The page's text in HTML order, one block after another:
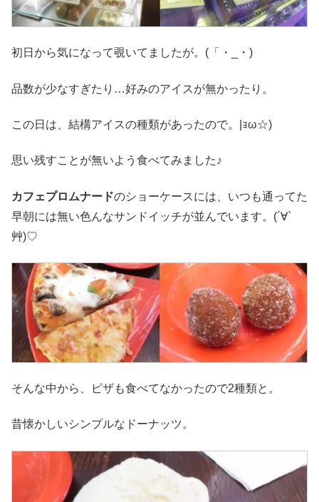
初日から気になって覗いてましたが。(「・_・)
品数が少なすぎたり…好みのアイスが無かったり。
この日は、結構アイスの種類があったので。|ｮω☆)
思い残すことが無いよう食べてみました♪
カフェプロムナードのショーケースには、いつも通ってた
早朝には無い色んなサンドイッチが並んでいます。(´∀`
艸)♡
そんな中から、ピザも食べてなかったので2種類と。
昔懐かしいシンプルなドーナッツ。